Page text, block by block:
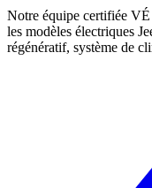
Notre équipe certifiée VÉ
les modèles électriques
régénératif, système de